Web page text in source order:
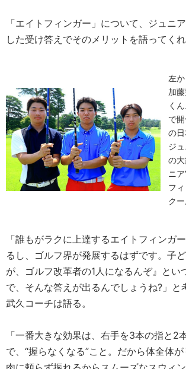
「エイトフィンガー」について、ジュニ
した受け答えでそのメリットを語ってくれ
左
加
く
で
の
ジ
の大
ニ
フ
ク
「誰もがラクに上達するエイトフィンガ
るし、ゴルフ界が発展するはずです。子
が、ゴルフ改革者の1人になるんぞ』とい
で、そんな答えが出るんでしょうね?」と
武久コーチは語る。
「一番大きな効果は、右手を3本の指と2
で、“握らなくなる”こと。だから体全体